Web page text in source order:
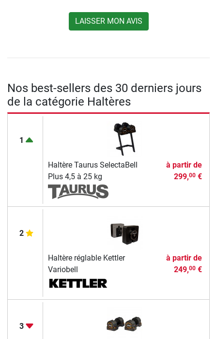
LAISSER MON AVIS
Nos best-sellers des 30 derniers jours
de la catégorie Haltères
1
Haltère Taurus SelectaBell
Plus 4,5 à 25 kg
à partir de
299,00€
2
Haltère réglable Kettler
Variobell
à partir de
249,00€
3